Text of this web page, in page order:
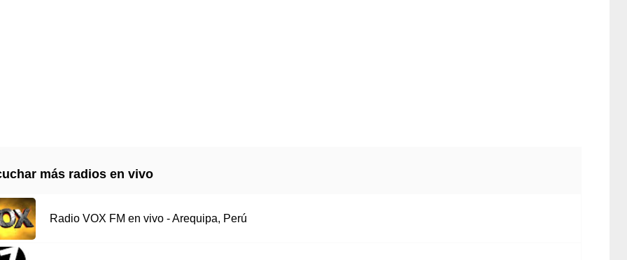
más radios en vivo
Radio VOX FM en vivo - Arequipa, Perú